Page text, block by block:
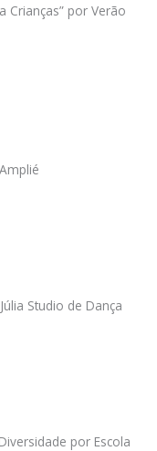
Crianças” por Verão
Studio de Dança
por Escola